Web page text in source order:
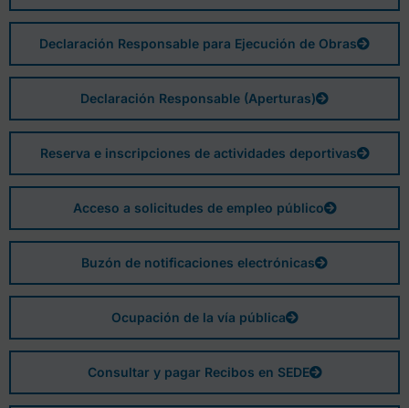
Declaración Responsable para Ejecución de Obras
Declaración Responsable (Aperturas)
Reserva e inscripciones de actividades deportivas
Acceso a solicitudes de empleo público
Buzón de notificaciones electrónicas
Ocupación de la vía pública
Consultar y pagar Recibos en SEDE